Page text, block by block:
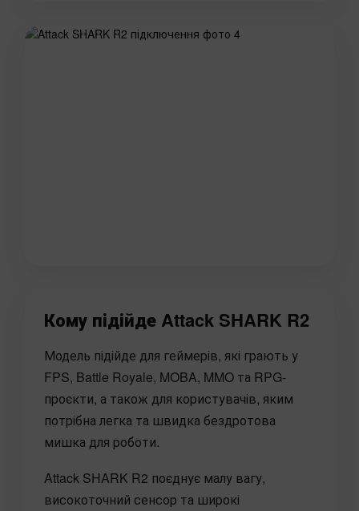
Кому підійде Attack SHARK R2
Модель підійде для геймерів, які грають у
FPS, Battle Royale, MOBA, MMO та RPG-
проєкти, а також для користувачів, яким
потрібна легка та швидка бездротова
мишка для роботи.
Attack SHARK R2 поєднує малу вагу,
високоточний сенсор та широкі